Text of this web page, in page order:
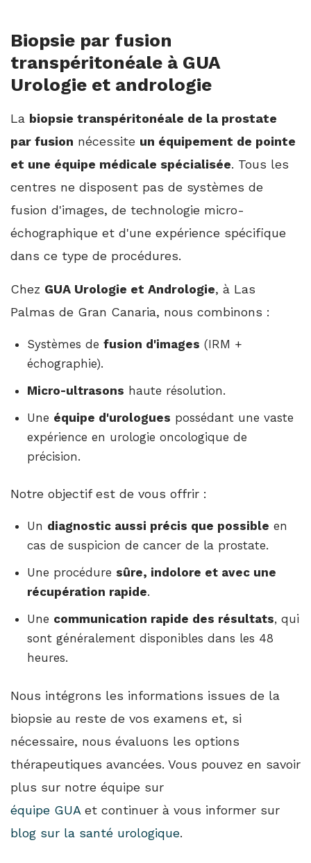
Biopsie par fusion
transpéritonéale à GUA
Urologie et andrologie
La biopsie transpéritonéale de la prostate
par fusion nécessite un équipement de pointe
et une équipe médicale spécialisée. Tous les
centres ne disposent pas de systèmes de
fusion d'images, de technologie micro-
échographique et d'une expérience spécifique
dans ce type de procédures.
Chez GUA Urologie et Andrologie, à Las
Palmas de Gran Canaria, nous combinons :
Systèmes de fusion d'images (IRM +
échographie).
Micro-ultrasons haute résolution.
Une équipe d'urologues possédant une vaste
expérience en urologie oncologique de
précision.
Notre objectif est de vous offrir :
Un diagnostic aussi précis que possible en
cas de suspicion de cancer de la prostate.
Une procédure sûre, indolore et avec une
récupération rapide.
Une communication rapide des résultats, qui
sont généralement disponibles dans les 48
heures.
Nous intégrons les informations issues de la
biopsie au reste de vos examens et, si
nécessaire, nous évaluons les options
thérapeutiques avancées. Vous pouvez en savoir
plus sur notre équipe sur
équipe GUA et continuer à vous informer sur
blog sur la santé urologique.